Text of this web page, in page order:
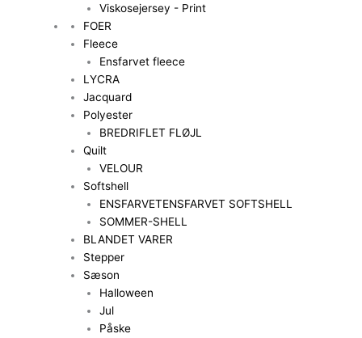
Viskosejersey - Print
FOER
Fleece
Ensfarvet fleece
LYCRA
Jacquard
Polyester
BREDRIFLET FLØJL
Quilt
VELOUR
Softshell
ENSFARVETENSFARVET SOFTSHELL
SOMMER-SHELL
BLANDET VARER
Stepper
Sæson
Halloween
Jul
Påske